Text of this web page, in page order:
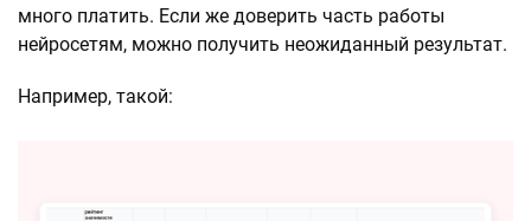
много платить. Если же доверить часть работы
нейросетям, можно получить неожиданный результат.
Например, такой: